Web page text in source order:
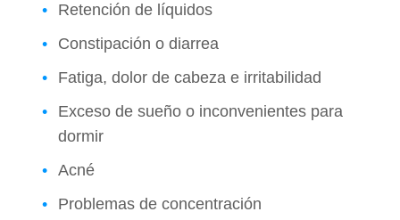
Retención de líquidos
Constipación o diarrea
Fatiga, dolor de cabeza e irritabilidad
Exceso de sueño o inconvenientes para
dormir
Acné
Problemas de concentración